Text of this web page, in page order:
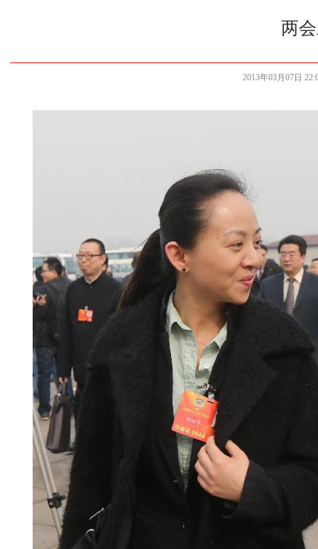
两
2013年03月07日